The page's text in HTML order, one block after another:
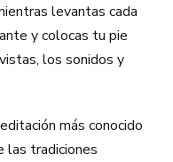
levantas cada
y colocas tu pie
los sonidos y
más conocido
las tradiciones